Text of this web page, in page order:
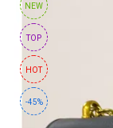
NEW
TOP
HOT
-45%